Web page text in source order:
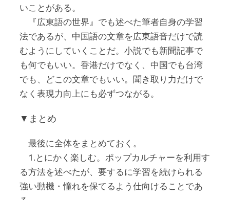
いことがある。
『広東語の世界』でも述べた筆者自身の学習
法であるが、中国語の文章を広東語音だけで読
むようにしていくことだ。小説でも新聞記事で
も何でもいい。香港だけでなく、中国でも台湾
でも、どこの文章でもいい。聞き取り力だけで
なく表現力向上にも必ずつながる。
▼まとめ
最後に全体をまとめておく。
1.とにかく楽しむ。ポップカルチャーを利用す
る方法を述べたが、要するに学習を続けられる
強い動機・憧れを保てるよう仕向けることであ